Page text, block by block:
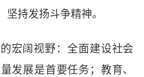
持发扬斗争精神。
宏阔视野：全面建设社会
发展是首要任务；教育、